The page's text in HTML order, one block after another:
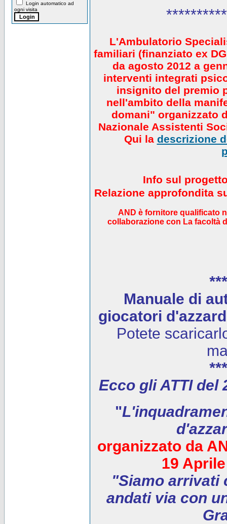
Login automatico ad
ogni visita
L'Ambulatorio
familiari (finanziato ex
da agosto 2012 a
interventi integrati
insignito del premio
nell'ambito della
domani" organizzato
Nazionale Assistenti
Qui la descrizione
Info sul
Relazione approfondita
AND è fornitore qualificato
collaborazione con La facoltà
Manuale di
giocatori
Potete
Ecco gli ATTI del
"
organizzato da
19
"Siamo arrivati
andati via con